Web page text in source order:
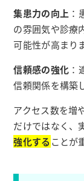
集患力の向上 ：
の雰囲気や診療
可能性が高まり
信頼感の強化 ：
信頼関係を構築
アクセス数を増
だけではなく、
強化する ことが